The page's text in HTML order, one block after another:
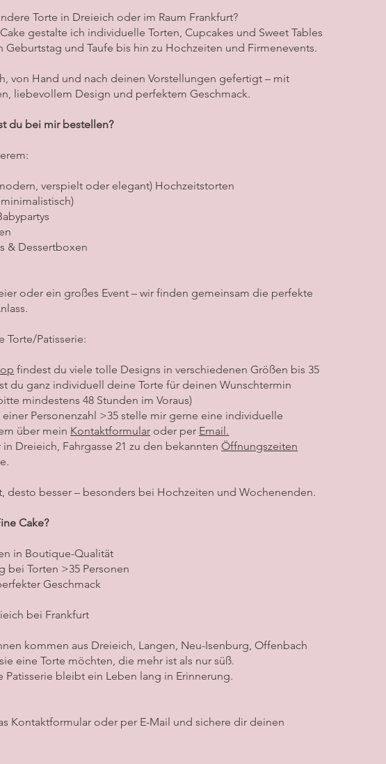
Torte in Dreieich oder im Raum Frankfurt?
gestalte ich individuelle Torten, Cupcakes und Sweet Tables
Geburtstag und Taufe bis hin zu Hochzeiten und Firmenevents.
von Hand und nach deinen Vorstellungen gefertigt – mit
liebevollem Design und perfektem Geschmack.
du bei mir bestellen?
verspielt oder elegant) Hochzeitstorten
& Dessertboxen
oder ein großes Event – wir finden gemeinsam die perfekte
Torte/Patisserie:
findest du viele tolle Designs in verschiedenen Größen bis 35
du ganz individuell deine Torte für deinen Wunschtermin
mindestens 48 Stunden im Voraus)
Personenzahl >35 stelle mir gerne eine individuelle
über mein Kontaktformular oder per Email.
Dreieich, Fahrgasse 21 zu den bekanntenÖffnungszeiten
desto besser – besonders bei Hochzeiten und Wochenenden.
Cake?
in Boutique-Qualität
bei Torten >35 Personen
Geschmack
bei Frankfurt
kommen aus Dreieich, Langen, Neu-Isenburg, Offenbach
eine Torte möchten, die mehr ist als nur süß.
Patisserie bleibt ein Leben lang in Erinnerung.
Kontaktformular oder per E-Mail und sichere dir deinen